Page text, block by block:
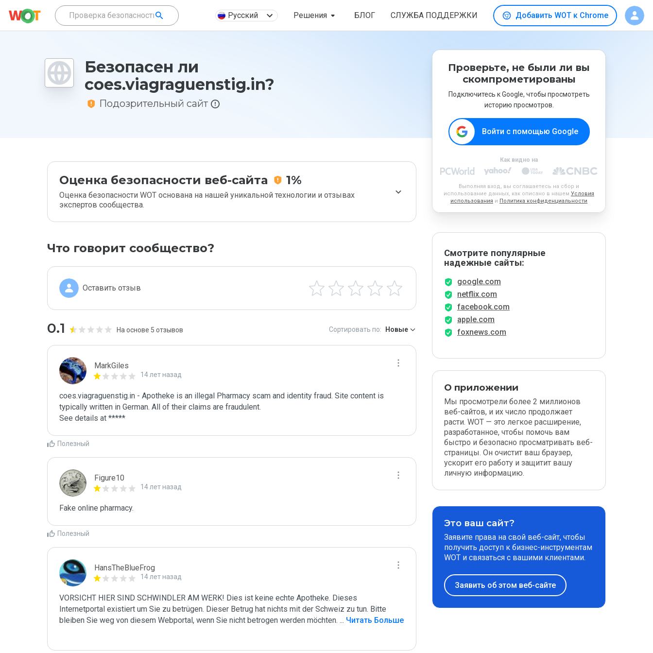
Русский Решения БЛОГ СЛУЖБА ПОДДЕРЖКИ Добавить WOT к Chrome
Безопасен ли
coes.viagraguenstig.in?
Подозрительный сайт
Оценка безопасности веб-сайта 1%
Оценка безопасности WOT основана на нашей уникальной технологии и отзывах
экспертов сообщества.
Что говорит сообщество?
Оставить отзыв
0.1 На основе 5 отзывов Сортировать по: Новые
MarkGiles
14 лет назад
coes.viagraguenstig.in - Apotheke is an illegal Pharmacy scam and identity fraud. Site content is
typically written in German. All of their claims are fraudulent.
See details at *****
Полезный
Figure10
14 лет назад
Fake online pharmacy.
Полезный
HansTheBlueFrog
14 лет назад
VORSICHT HIER SIND SCHWINDLER AM WERK! Dies ist keine echte Apotheke. Dieses
Internetportal existiert um Sie zu betrügen. Dieser Betrug hat nichts mit der Schweiz zu tun. Bitte
bleiben Sie weg von diesem Webportal, wenn Sie nicht betrogen werden möchten. ... Читать Больше
Проверьте, не были ли вы
скомпрометированы
Подключитесь к Google, чтобы просмотреть
историю просмотров.
Войти с помощью Google
Как видно на
Выполняя вход, вы соглашаетесь на сбор и
использование данных, как описано в нашем Условия
использования и Политика конфиденциальности
Смотрите популярные
надежные сайты:
google.com
netflix.com
facebook.com
apple.com
foxnews.com
О приложении
Мы просмотрели более 2 миллионов
веб-сайтов, и их число продолжает
расти. WOT — это легкое расширение,
разработанное, чтобы помочь вам
быстро и безопасно просматривать веб-
страницы. Он очистит ваш браузер,
ускорит его работу и защитит вашу
личную информацию.
Это ваш сайт?
Заявите права на свой веб-сайт, чтобы
получить доступ к бизнес-инструментам
WOT и связаться с вашими клиентами.
Заявить об этом веб-сайте